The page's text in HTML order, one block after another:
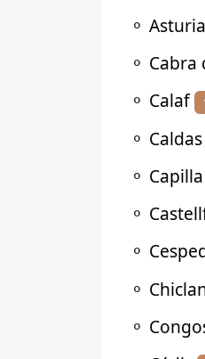
⚬
⚬ Cabra
⚬ Calaf
⚬
⚬ Capilla
⚬
⚬
⚬
⚬